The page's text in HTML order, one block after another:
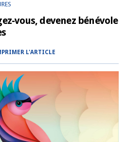
vous, devenez bénévole
L'ARTICLE